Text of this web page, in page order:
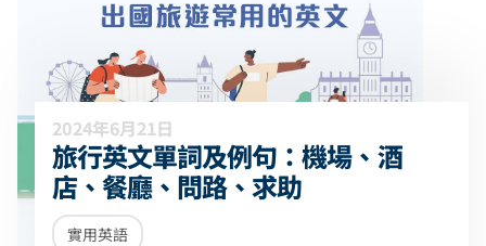
2024年6月21日
旅行英文單詞及例句：機場、酒
店、餐廳、問路、求助
實用英語